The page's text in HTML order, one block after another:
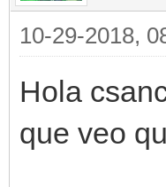
10-29-2018,
Hola
que veo